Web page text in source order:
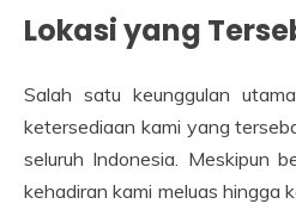
Lokasi yang
Salah satu keunggulan
ketersediaan kami yang
seluruh Indonesia. Meskipun
kehadiran kami meluas hingga